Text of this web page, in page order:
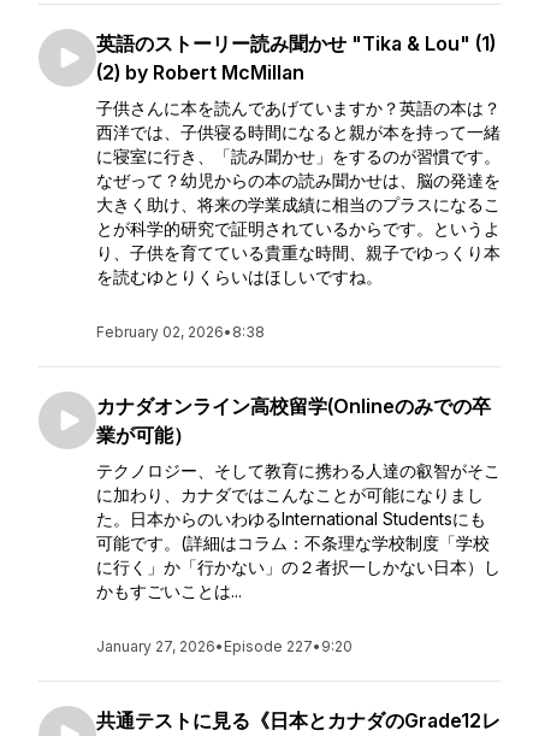
英語のストーリー読み聞かせ "Tika & Lou" (1)
(2) by Robert McMillan
子供さんに本を読んであげていますか？英語の本は？
西洋では、子供寝る時間になると親が本を持って一緒
に寝室に行き、「読み聞かせ」をするのが習慣です。
なぜって？幼児からの本の読み聞かせは、脳の発達を
大きく助け、将来の学業成績に相当のプラスになるこ
とが科学的研究で証明されているからです。というよ
り、子供を育てている貴重な時間、親子でゆっくり本
を読むゆとりくらいはほしいですね。
February 02, 2026• 8:38
カナダオンライン高校留学(Onlineのみでの卒
業が可能）
テクノロジー、そして教育に携わる人達の叡智がそこ
に加わり、カナダではこんなことが可能になりまし
た。日本からのいわゆるInternational Studentsにも
可能です。(詳細はコラム：不条理な学校制度「学校
に行く」か「行かない」の２者択一しかない日本）し
かもすごいことは...
January 27, 2026• Episode 227• 9:20
共通テストに見る《日本とカナダのGrade12レ